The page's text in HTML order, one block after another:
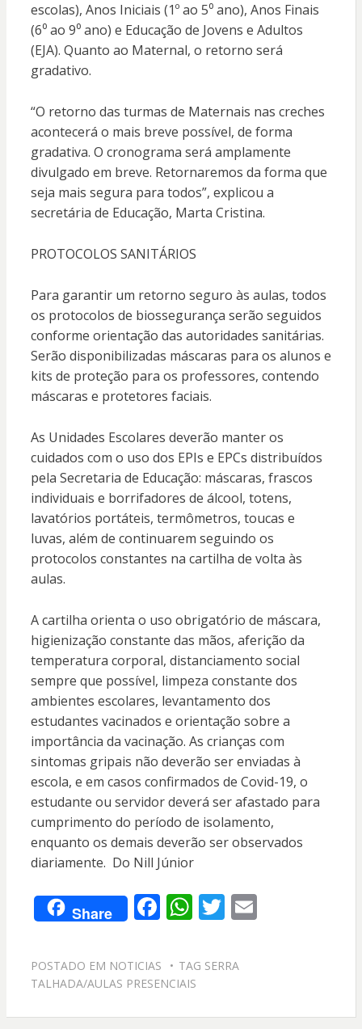
escolas), Anos Iniciais (1º ao 5⁰ ano), Anos Finais
(6⁰ ao 9⁰ ano) e Educação de Jovens e Adultos
(EJA). Quanto ao Maternal, o retorno será
gradativo.
“O retorno das turmas de Maternais nas creches
acontecerá o mais breve possível, de forma
gradativa. O cronograma será amplamente
divulgado em breve. Retornaremos da forma que
seja mais segura para todos”, explicou a
secretária de Educação, Marta Cristina.
PROTOCOLOS SANITÁRIOS
Para garantir um retorno seguro às aulas, todos
os protocolos de biossegurança serão seguidos
conforme orientação das autoridades sanitárias.
Serão disponibilizadas máscaras para os alunos e
kits de proteção para os professores, contendo
máscaras e protetores faciais.
As Unidades Escolares deverão manter os
cuidados com o uso dos EPIs e EPCs distribuídos
pela Secretaria de Educação: máscaras, frascos
individuais e borrifadores de álcool, totens,
lavatórios portáteis, termômetros, toucas e
luvas, além de continuarem seguindo os
protocolos constantes na cartilha de volta às
aulas.
A cartilha orienta o uso obrigatório de máscara,
higienização constante das mãos, aferição da
temperatura corporal, distanciamento social
sempre que possível, limpeza constante dos
ambientes escolares, levantamento dos
estudantes vacinados e orientação sobre a
importância da vacinação. As crianças com
sintomas gripais não deverão ser enviadas à
escola, e em casos confirmados de Covid-19, o
estudante ou servidor deverá ser afastado para
cumprimento do período de isolamento,
enquanto os demais deverão ser observados
diariamente. Do Nill Júnior
Share F
e
b
o
W
at
s
A
T
itt
E
POSTADO EM NOTICIAS TAG SERRA
TALHADA/AULAS PRESENCIAIS